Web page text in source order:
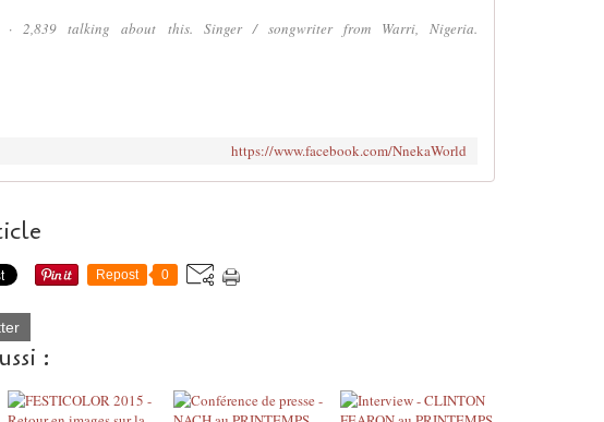
· 2,839 talking about this. Singer / songwriter from Warri, Nigeria.
https://www.facebook.com/NnekaWorld
Repost 0
: